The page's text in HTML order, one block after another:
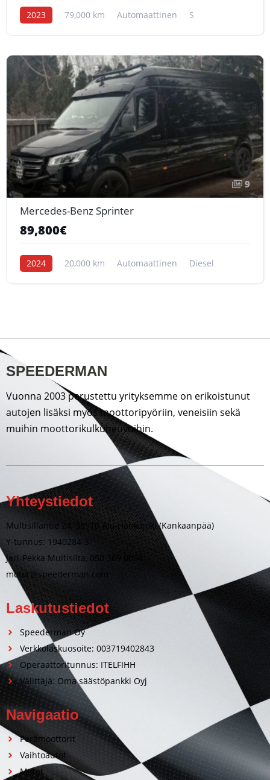
2023 79,000 km Automaattinen S
9
Mercedes-Benz Sprinter
89,800€
2024 20,000 km Automaattinen Diesel
SPEEDERMAN
Vuonna 2003 perustettu yrityksemme on erikoistunut
autojen lisäksi myös moottoripyöriin, veneisiin sekä
muihin moottorikulkuneuvoihin.
Yhteystiedot
Multisillantie 24, 38910 Ala-Honkajoki (Kankaanpää)
Y-tunnus: 1940284-3
Jari-Pekka Multisilta, 050 369 0094
motor@speederman.com
Laskutustiedot
Speederman Oy
Verkkolaskuosoite: 003719402843
Operaattoritunnus: ITELFIHH
Välittäjä: Oma säästöpankki Oyj
Navigaatio
Perämoottorit
Vaihtoautot
Motot